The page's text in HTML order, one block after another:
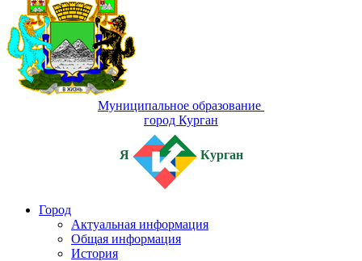
Муниципальное образование
город Курган
Я Курган
Город
Актуальная информация
Общая информация
История